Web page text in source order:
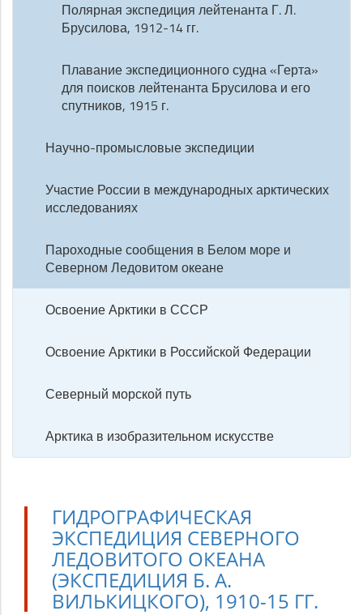
Полярная экспедиция лейтенанта Г. Л.
Брусилова, 1912-14 гг.
Плавание экспедиционного судна «Герта»
для поисков лейтенанта Брусилова и его
спутников, 1915 г.
Научно-промысловые экспедиции
Участие России в международных арктических
исследованиях
Пароходные сообщения в Белом море и
Северном Ледовитом океане
Освоение Арктики в СССР
Освоение Арктики в Российской Федерации
Северный морской путь
Арктика в изобразительном искусстве
ГИДРОГРАФИЧЕСКАЯ
ЭКСПЕДИЦИЯ СЕВЕРНОГО
ЛЕДОВИТОГО ОКЕАНА
(ЭКСПЕДИЦИЯ Б. А.
ВИЛЬКИЦКОГО), 1910-15 ГГ.